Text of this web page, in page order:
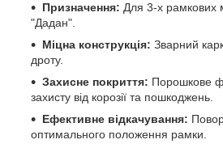
Призначення: Для 3-х рамкових
"Дадан".
Міцна конструкція: Зварний
дроту.
Захисне покриття: Порошкове
захисту від корозії та пошкоджень.
Ефективне відкачування:
оптимального положення рамки.